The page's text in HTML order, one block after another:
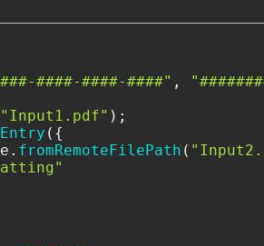
####-####-####" ,
"Input1.pdf"
({
. fromRemoteFilePath (